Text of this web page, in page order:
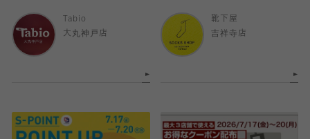
Tabio
大丸神戸店
靴下屋
吉祥寺店